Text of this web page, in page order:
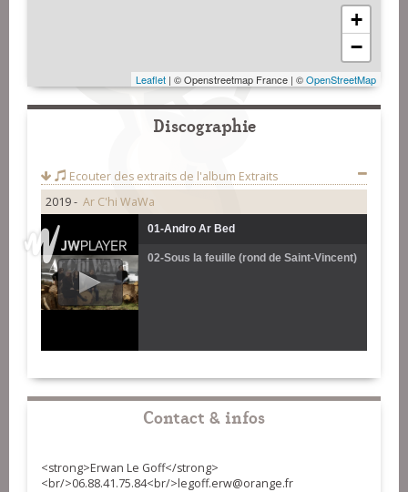
+
−
Leaflet | © Openstreetmap France | ©OpenStreetMap
Discographie
Ecouter des extraits de l'album Extraits
2019 - Ar C'hi WaWa
01-Andro Ar Bed
02-Sous la feuille (rond de Saint-Vincent)
Contact & infos
<strong>Erwan Le Goff</strong>
<br/>06.88.41.75.84<br/>legoff.erw@orange.fr